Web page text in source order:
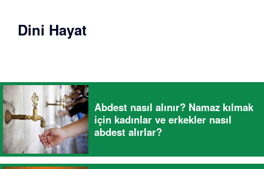
Dini Hayat
Abdest nasıl alınır? Namaz kılmak
için kadınlar ve erkekler nasıl
abdest alırlar?